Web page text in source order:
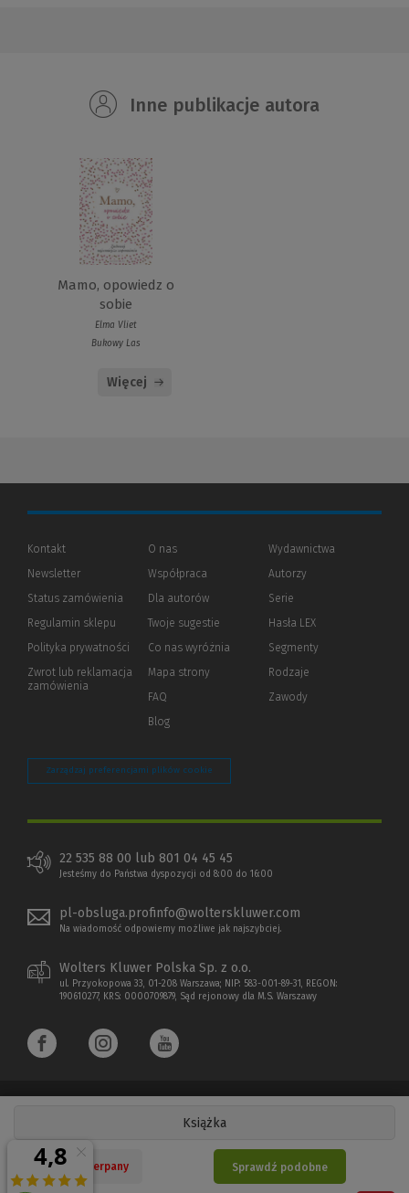
Książka
Nakład wyczerpany Sprawdź podobne
Inne publikacje autora
Mamo, opowiedz o
sobie
Elma Vliet
Bukowy Las
Więcej
Kontakt
Newsletter
Status zamówienia
Regulamin sklepu
Polityka prywatności (Nowe
(Link
innej
Zwrot lub reklamacja
zamówienia
O nas
Współpraca
Dla autorów(Nowe
(Link
innej
Twoje sugestie
Co nas wyróżnia
Mapa strony
FAQ
Blog
Wydawnictwa
Autorzy
Serie
Hasła LEX
Segmenty
Rodzaje
Zawody
Zarządzaj preferencjami plików cookie
22 535 88 00 lub 801 04 45 45
Jesteśmy do Państwa dyspozycji od 8:00 do 16:00
pl-obsluga.profinfo@wolterskluwer.com
Na wiadomość odpowiemy możliwe jak najszybciej.
Wolters Kluwer Polska Sp. z o.o.
ul. Przyokopowa 33, 01-208 Warszawa; NIP: 583-001-89-31, REGON:
190610277, KRS: 0000709879, Sąd rejonowy dla M.S. Warszawy
Copyright 1997 - 2026 Wolters Kluwer Polska Sp. z o.o.